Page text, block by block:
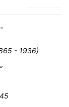
- 1936)